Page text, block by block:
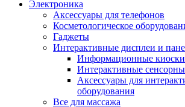
Электроника
Аксессуары для телефонов
Косметологическое
Гаджеты
Интерактивные дисплеи и
Информационные киоски
Интерактивные
Аксессуары для
оборудования
Все для массажа